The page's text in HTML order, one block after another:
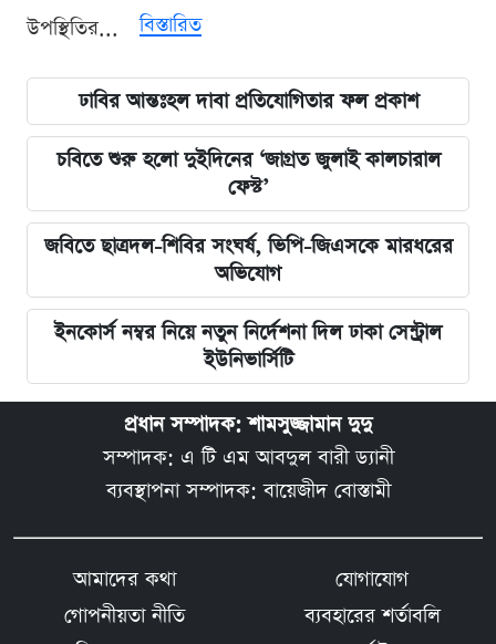
উপস্থিতির...
বিস্তারিত
ঢাবির আন্তঃহল দাবা প্রতিযোগিতার ফল প্রকাশ
চবিতে শুরু হলো দুইদিনের ‘জাগ্রত জুলাই কালচারাল
ফেস্ট’
জবিতে ছাত্রদল-শিবির সংঘর্ষ, ভিপি-জিএসকে মারধরের
অভিযোগ
ইনকোর্স নম্বর নিয়ে নতুন নির্দেশনা দিল ঢাকা সেন্ট্রাল
ইউনিভার্সিটি
প্রধান সম্পাদক: শামসুজ্জামান দুদু
সম্পাদক: এ টি এম আবদুল বারী ড্যানী
ব্যবস্থাপনা সম্পাদক: বায়েজীদ বোস্তামী
আমাদের কথা
যোগাযোগ
গোপনীয়তা নীতি
ব্যবহারের শর্তাবলি